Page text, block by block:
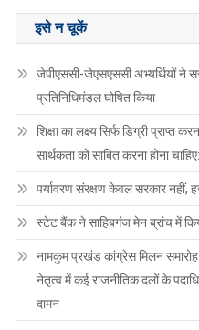
इसे न चूकें
जेपीएससी-जेएसएससी अभ्यर्थियों ने
प्रतिनिधिमंडल घोषित किया
शिक्षा का लक्ष्य सिर्फ डिग्री प्राप्त
सार्थकता को साबित करना होना
पर्यावरण संरक्षण केवल सरकार नहीं,
स्टेट बैंक ने साहिबगंज मेन ब्रांच में
नामकुम प्रखंड कांग्रेस मिलन
नेतृत्व में कई राजनीतिक दलों के
दामन